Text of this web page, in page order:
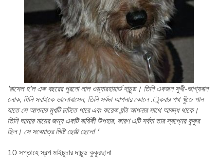
'রাসেল হ'ল এক বছরের পুরনো লাল ওয়্যারহায়ার্ড দাচুন্ড। তিনি একজন সুখী-ভাগ্যবান
লোক, যিনি সবাইকে ভালোবাসেন, তিনি সর্বদা আপনার কোলে .ুকবার পথ খুঁজে পান
যাতে সে আপনার মুখটি চাটতে পারে এবং কয়েক ঘন্টা আপনার সাথে আবদ্ধ থাকে।
তিনি আমার মায়ের জন্য একটি বার্ষিকী উপহার, কারণ এটি সর্বদা তার স্বপ্নের কুকুর
ছিল। সে সবেমাত্র মিষ্টি ছোট্ট ছেলে! '
10 সপ্তাহে স্বল্প মাইচুচার দাচুন্ড কুকুরছানা